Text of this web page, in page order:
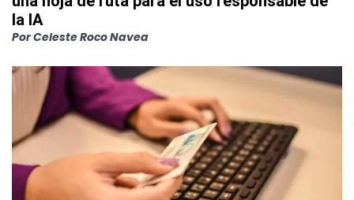
la IA
PorCeleste Roco Navea